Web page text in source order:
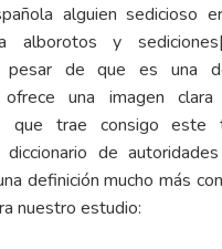
alguien sedicioso
alborotos y sediciones
de que es una
una imagen
que trae consigo este
diccionario de
definición mucho más
nuestro estudio: